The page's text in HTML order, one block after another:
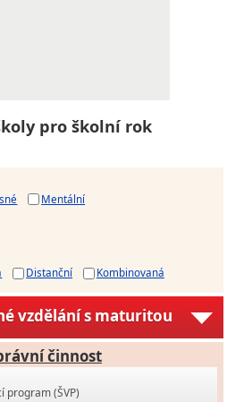
pro školní rok
Mentální
Distanční Kombinovaná
vzdělání s maturitou
činnost
program (ŠVP)